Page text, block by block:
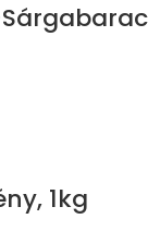
1kg